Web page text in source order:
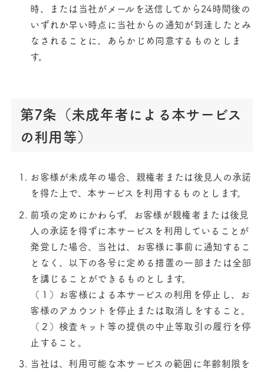
時、または当社がメールを送信してから24時間後の
いずれか早い時点に当社からの通知が到達したとみ
なされることに、あらかじめ同意するものとしま
す。
第7条（未成年者による本サービス
の利用等）
お客様が未成年の場合、親権者または後見人の承諾
を得た上で、本サービスを利用するものとします。
前項の定めにかわらず、お客様が親権者または後見
人の承諾を得ずに本サービスを利用していることが
発覚した場合、当社は、お客様に事前に通知するこ
となく、以下の各号に定める措置の一部または全部
を講じることができるものとします。
（１）お客様による本サービスの利用を停止し、お
客様のアカウントを停止または取消しをすること。
（２）検査キット等の提供の中止等取引の履行を停
止すること。
当社は、利用可能な本サービスの範囲に年齢制限を